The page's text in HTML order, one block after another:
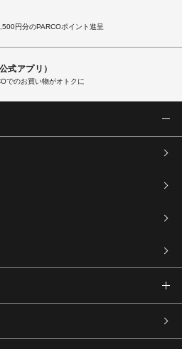
円分のPARCOポイント進呈
式アプリ）
でのお買い物がオトクに